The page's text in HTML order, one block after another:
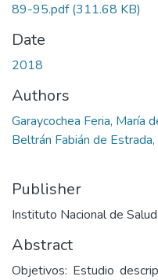
89-95.pdf(311.68 KB)
Date
2018
Authors
Garaycochea Feria, María
Beltrán Fabián de
Publisher
Instituto Nacional de Salud
Abstract
Objetivos: Estudio